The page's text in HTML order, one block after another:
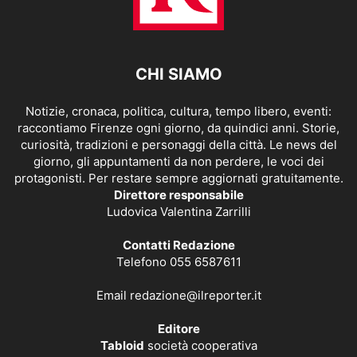
CHI SIAMO
Notizie, cronaca, politica, cultura, tempo libero, eventi:
raccontiamo Firenze ogni giorno, da quindici anni. Storie,
curiosità, tradizioni e personaggi della città. Le news del
giorno, gli appuntamenti da non perdere, le voci dei
protagonisti. Per restare sempre aggiornati gratuitamente.
Direttore responsabile
Ludovica Valentina Zarrilli
Contatti Redazione
Telefono 055 6587611
Email redazione@ilreporter.it
Editore
Tabloid società cooperativa